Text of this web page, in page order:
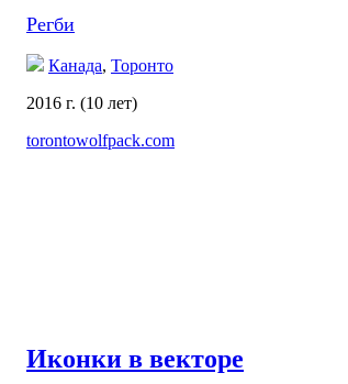
Регби
Канада, Торонто
2016 г. (10 лет)
torontowolfpack.com
Иконки в векторе